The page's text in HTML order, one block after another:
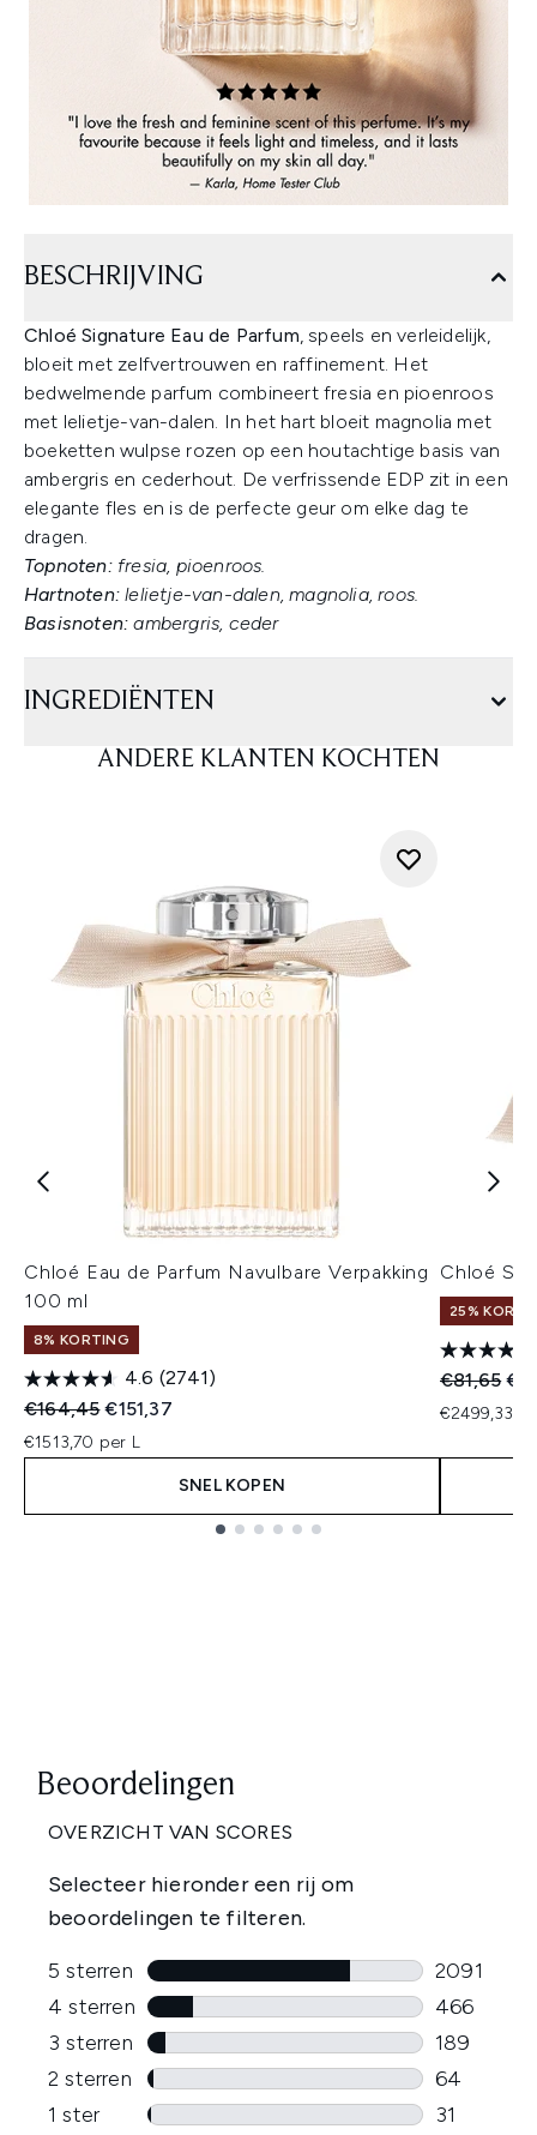
BESCHRIJVING
Chloé Signature Eau de Parfum, speels en verleidelijk,
bloeit met zelfvertrouwen en raffinement. Het
bedwelmende parfum combineert fresia en pioenroos
met lelietje-van-dalen. In het hart bloeit magnolia met
boeketten wulpse rozen op een houtachtige basis van
ambergris en cederhout. De verfrissende EDP zit in een
elegante fles en is de perfecte geur om elke dag te
dragen.
Topnoten:fresia, pioenroos.
Hartnoten: lelietje-van-dalen, magnolia, roos.
Basisnoten: ambergris, ceder
INGREDIËNTEN
ANDERE KLANTEN KOCHTEN
Chloé Eau de Parfum Navulbare Verpakking
100 ml
8% KORTING
4.6 (2741)
Recommended Retail Price:
€164,45Huidige prijs:
€151,37
€1513,70 per L
SNEL KOPEN
Chloé
25%
€81,65
€2499,33